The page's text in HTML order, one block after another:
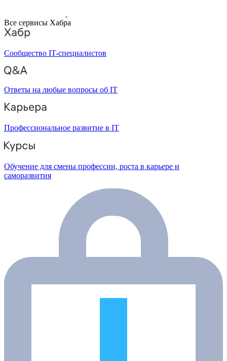
Все сервисы Хабра
Сообщество IT-специалистов
Ответы на любые вопросы об IT
Профессиональное развитие в IT
Обучение для смены профессии, роста в карьере и
саморазвития